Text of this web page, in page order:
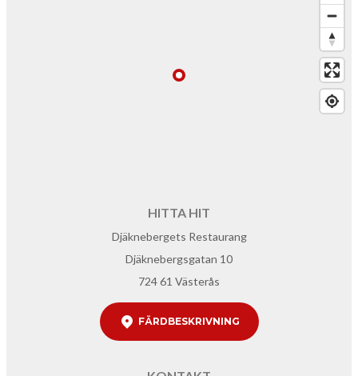
HITTA HIT
Djäknebergets Restaurang
Djäknebergsgatan 10
724 61 Västerås
FÄRDBESKRIVNING